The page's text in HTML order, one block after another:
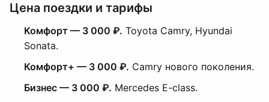
Цена поездки и тарифы
Комфорт — 3 000 ₽. Toyota Camry, Hyundai
Sonata.
Комфорт+ — 3 000 ₽. Camry нового поколения.
Бизнес — 3 000 ₽. Mercedes E-class.